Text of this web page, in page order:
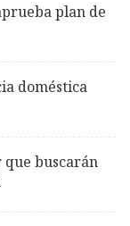
plan de
doméstica
buscarán